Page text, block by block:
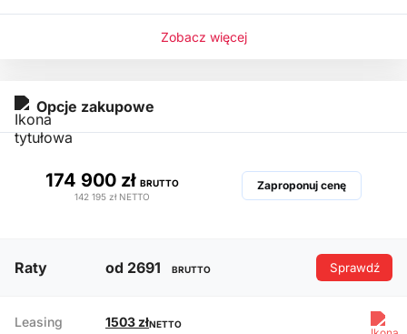
Zobacz więcej
Opcje zakupowe
174 900 złBRUTTO
142 195 zł NETTO
Zaproponuj cenę
Raty od 2691 BRUTTO Sprawdź
Leasing 1503 złNETTO